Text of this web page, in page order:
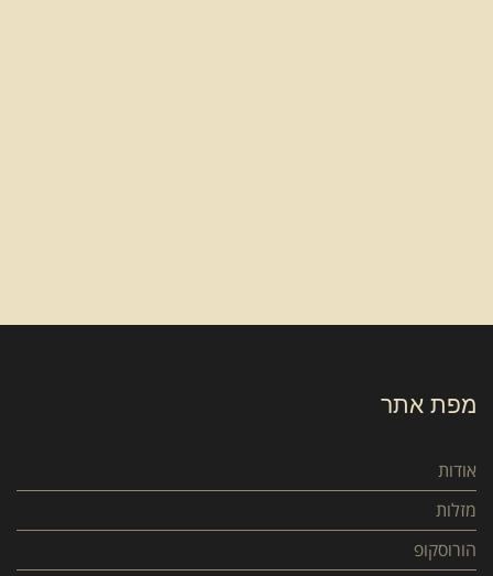
מפת אתר
אודות
מזלות
הורוסקופ